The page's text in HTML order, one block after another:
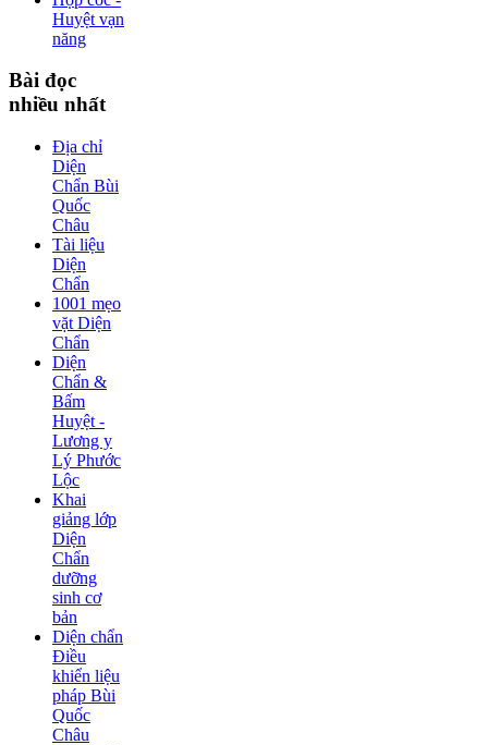
Huyệt vạn
năng
Bài đọc
nhiều nhất
Địa chỉ
Diện
Chẩn Bùi
Quốc
Châu
Tài liệu
Diện
Chẩn
1001 mẹo
vặt Diện
Chẩn
Diện
Chẩn &
Bấm
Huyệt -
Lương y
Lý Phước
Lộc
Khai
giảng lớp
Diện
Chẩn
dưỡng
sinh cơ
bản
Diện chẩn
Điều
khiển liệu
pháp Bùi
Quốc
Châu